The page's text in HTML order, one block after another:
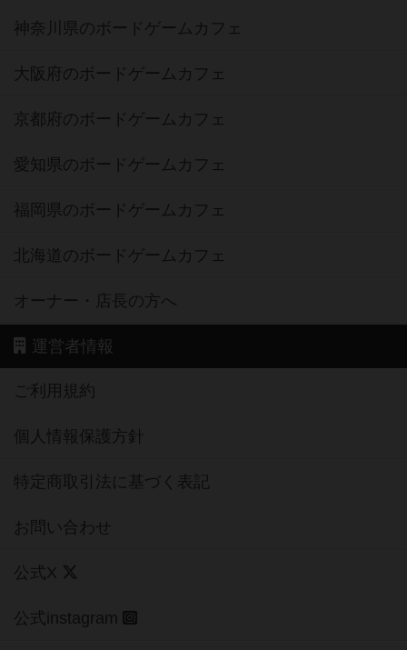
神奈川県のボードゲームカフェ
大阪府のボードゲームカフェ
京都府のボードゲームカフェ
愛知県のボードゲームカフェ
福岡県のボードゲームカフェ
北海道のボードゲームカフェ
オーナー・店長の方へ
運営者情報
ご利用規約
個人情報保護方針
特定商取引法に基づく表記
お問い合わせ
公式X
公式instagram